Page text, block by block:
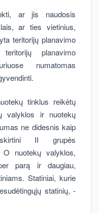
ar jis naudosis
ar ties vietinius,
teritorijų planavimo
planavimo
numatomas
tinklus reikėtų
valyklos ir nuotekų
ne didesnis kaip
II grupės
O nuotekų valyklos,
parą ir daugiau,
Statiniai, kurie
statinių, -